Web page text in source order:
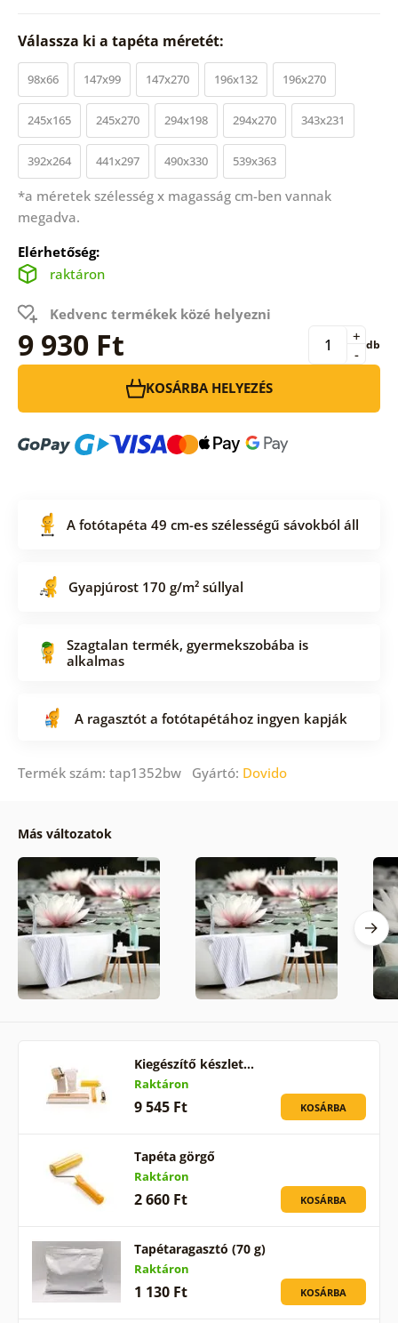
Válassza ki a tapéta méretét:
98x66 147x99 147x270 196x132 196x270
245x165 245x270 294x198 294x270 343x231
392x264 441x297 490x330 539x363
*a méretek szélesség x magasság cm-ben vannak
megadva.
Elérhetőség:
raktáron
Kedvenc termékek közé helyezni
9 930 Ft -
+ db
KOSÁRBA HELYEZÉS
A fotótapéta 49 cm-es szélességű sávokból áll
Gyapjúrost 170 g/m² súllyal
Szagtalan termék, gyermekszobába is
alkalmas
A ragasztót a fotótapétához ingyen kapják
Termék szám: tap1352bw Gyártó: Dovido
Más változatok
Kiegészítő készlet…
Raktáron
9 545 Ft KOSÁRBA
Tapéta görgő
Raktáron
2 660 Ft KOSÁRBA
Tapétaragasztó (70 g)
Raktáron
1 130 Ft KOSÁRBA